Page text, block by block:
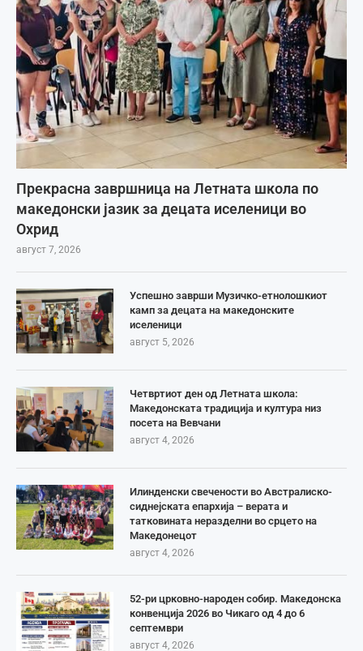
Прекрасна завршница на Летната школа по
македонски јазик за децата иселеници во
Охрид
август 7, 2026
Успешно заврши Музичко-етнолошкиот
камп за децата на македонските
иселеници
август 5, 2026
Четвртиот ден од Летната школа:
Македонската традиција и култура низ
посета на Вевчани
август 4, 2026
Илинденски свечености во Австралиско-
сиднејската епархија – верата и
татковината неразделни во срцето на
Македонецот
август 4, 2026
52-ри црковно-народен собир. Македонска
конвенција 2026 во Чикаго од 4 до 6
септември
август 4, 2026